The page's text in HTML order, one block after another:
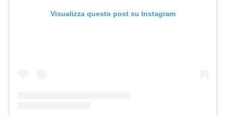
Visualizza questo post su Instagram